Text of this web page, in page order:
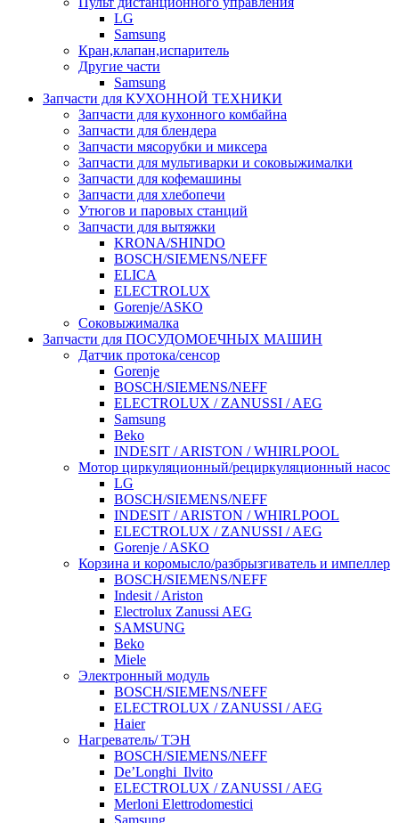
LG
Samsung
Кран,клапан,испаритель
Другие части
Samsung
Запчасти для КУХОННОЙ ТЕХНИКИ
Запчасти для кухонного комбайна
Запчасти для блендера
Запчасти мясорубки и миксера
Запчасти для мультиварки и соковыжималки
Запчасти для кофемашины
Запчасти для хлебопечи
Утюгов и паровых станций
Запчасти для вытяжки
KRONA/SHINDO
BOSCH/SIEMENS/NEFF
ELICA
ELECTROLUX
Gorenje/ASKO
Соковыжималка
Запчасти для ПОСУДОМОЕЧНЫХ МАШИН
Датчик протока/сенсор
Gorenje
BOSCH/SIEMENS/NEFF
ELECTROLUX / ZANUSSI / AEG
Samsung
Beko
INDESIT / ARISTON / WHIRLPOOL
Мотор циркуляционный/рециркуляционный насос
LG
BOSCH/SIEMENS/NEFF
INDESIT / ARISTON / WHIRLPOOL
ELECTROLUX / ZANUSSI / AEG
Gorenje / ASKO
Корзина и коромысло/разбрызгиватель и импеллер
BOSCH/SIEMENS/NEFF
Indesit / Ariston
Electrolux Zanussi AEG
SAMSUNG
Beko
Miele
Электронный модуль
BOSCH/SIEMENS/NEFF
ELECTROLUX / ZANUSSI / AEG
Haier
Нагреватель/ ТЭН
BOSCH/SIEMENS/NEFF
De’Longhi_Ilvito
ELECTROLUX / ZANUSSI / AEG
Merloni Elettrodomestici
Samsung